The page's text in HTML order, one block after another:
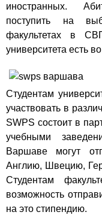
иностранных.
поступить на
факультетах в
университета есть
Студентам
участвовать в
SWPS состоит в
учебными
Варшаве могут
Англию, Швецию,
Студентам
возможность
на это стипендию.